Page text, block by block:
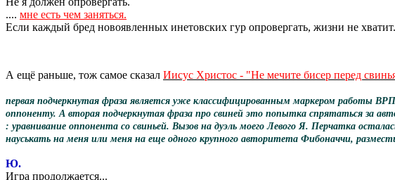
.... мне есть чем заняться.
Если каждый бред новоявленных инетовских гур опровергать, жизни не хватит.
А ещё раньше, тож самое сказал Иисус Христос - "Не мечите бисер перед
первая подчеркнутая фраза является уже классифицированным маркером работы
оппоненту. А вторая подчеркнутая фраза про свиней это попытка спрятаться за
: уравнивание оппонента со свиньей. Вызов на дуэль моего Левого Я. Перчатка
науськать на меня или меня на еще одного крупного авторитета Фибоначчи,
Ю.
Игра продолжается...